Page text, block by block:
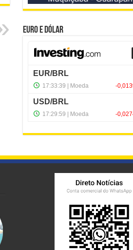
Euro e Dólar